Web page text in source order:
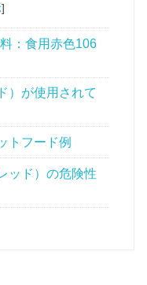
]
：食用赤色106
）が使用されて
トフード例
ッド）の危険性